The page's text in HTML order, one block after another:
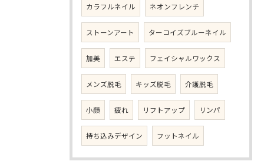
カラフルネイル ネオンフレンチ
ストーンアート ターコイズブルーネイル
加美 エステ フェイシャルワックス
メンズ脱毛 キッズ脱毛 介護脱毛
小顔 疲れ リフトアップ リンパ
持ち込みデザイン フットネイル